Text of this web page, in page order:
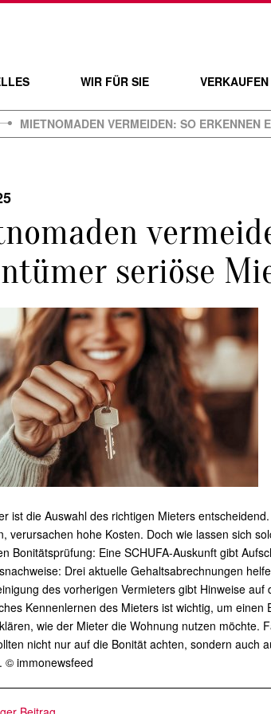
WIR FÜR SIE VERKAUFEN
MIETNOMADEN VERMEIDEN: SO ERKENNEN
seriöse
ist die Auswahl des richtigen Mieters
verursachen hohe Kosten. Doch wie lassen sich
Bonitätsprüfung: Eine SCHUFA-Auskunft gibt
Drei aktuelle Gehaltsabrechnungen
des vorherigen Vermieters gibt Hinweise
Kennenlernen des Mieters ist wichtig, um
wie der Mieter die Wohnung nutzen möchte.
nicht nur auf die Bonität achten, sondern auch
© immonewsfeed